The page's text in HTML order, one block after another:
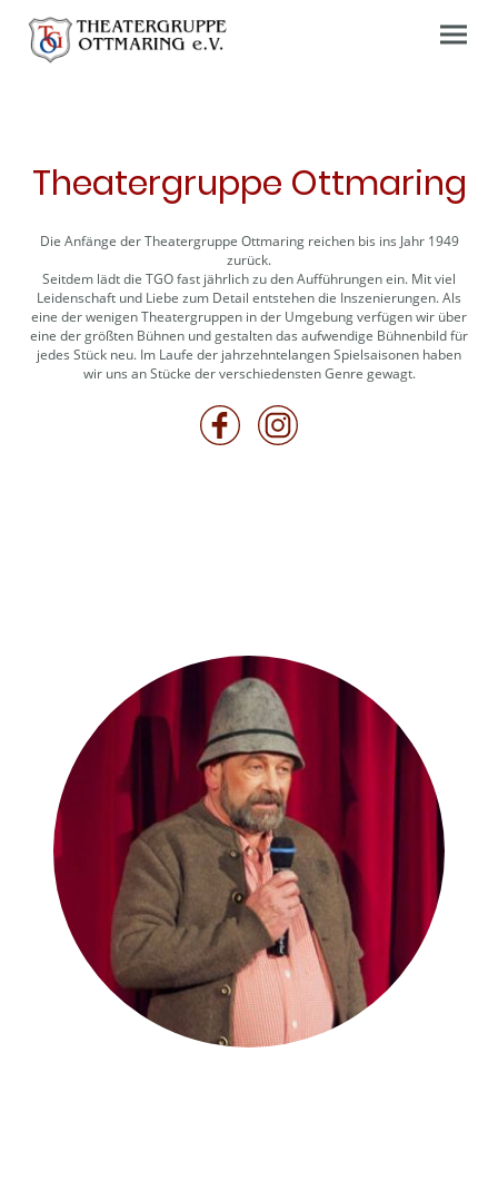
Theatergruppe Ottmaring
Die Anfänge der Theatergruppe Ottmaring reichen bis ins Jahr 1949
zurück.
Seitdem lädt die TGO fast jährlich zu den Aufführungen ein. Mit viel
Leidenschaft und Liebe zum Detail entstehen die Inszenierungen. Als
eine der wenigen Theatergruppen in der Umgebung verfügen wir über
eine der größten Bühnen und gestalten das aufwendige Bühnenbild für
jedes Stück neu. Im Laufe der jahrzehntelangen Spielsaisonen haben
wir uns an Stücke der verschiedensten Genre gewagt.